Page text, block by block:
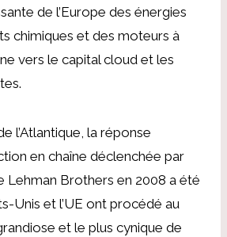
de l’Europe des énergies
chimiques et des moteurs à
vers le capital cloud et les
l’Atlantique, la réponse
en chaîne déclenchée par
Lehman Brothers en 2008 a été
Unis et l’UE ont procédé au
et le plus cynique de